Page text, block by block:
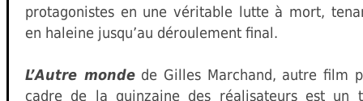
protagonistes en une véritable lutte à mort,
en haleine jusqu’au déroulement final.
L’Autre mondede Gilles Marchand, autre film
cadre de la quinzaine des réalisateurs est un